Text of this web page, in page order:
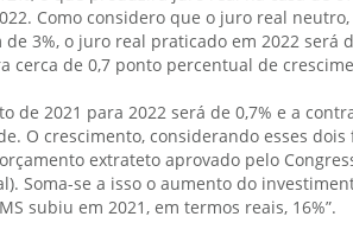
Como considero que o juro real
3%, o juro real praticado em 2022 será
cerca de 0,7 ponto percentual de
de 2021 para 2022 será de 0,7% e a
O crescimento, considerando esses
extrateto aprovado pelo
Soma-se a isso o aumento do
subiu em 2021, em termos reais, 16%”.